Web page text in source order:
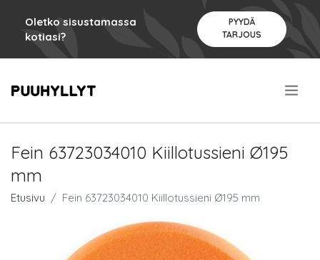
Oletko sisustamassa
kotiasi?
PYYDÄ
TARJOUS
Fein 63723034010 Kiillotussieni Ø195
mm
Etusivu Fein 63723034010 Kiillotussieni Ø195 mm